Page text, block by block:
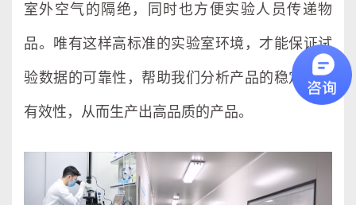
室外空气的隔绝，同时也方便实验人员传递物
品。唯有这样高标准的实验室环境，才能保证试
验数据的可靠性，帮助我们分析产品的稳定性、
有效性，从而生产出高品质的产品。